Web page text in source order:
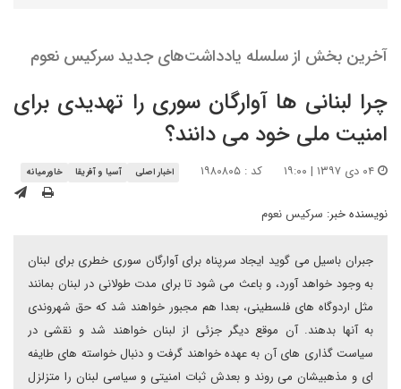
آخرین بخش از سلسله یادداشت‌های جدید سرکیس نعوم
چرا لبنانی ها آوارگان سوری را تهدیدی برای
امنیت ملی خود می دانند؟
کد : ۱۹۸۰۸۰۵ اخبار اصلی آسیا و آفریقا خاورمیانه
نویسنده خبر: سرکیس نعوم
جبران باسیل می گوید ایجاد سرپناه برای آوارگان سوری خطری برای لبنان
به وجود خواهد آورد، و باعث می شود تا برای مدت طولانی در لبنان بمانند
مثل اردوگاه های فلسطینی، بعدا هم مجبور خواهند شد که حق شهروندی
به آنها بدهند. آن موقع دیگر جزئی از لبنان خواهند شد و نقشی در
سیاست گذاری های آن به عهده خواهند گرفت و دنبال خواسته های طایفه
ای و مذهبیشان می روند و بعدش ثبات امنیتی و سیاسی لبنان را متزلزل